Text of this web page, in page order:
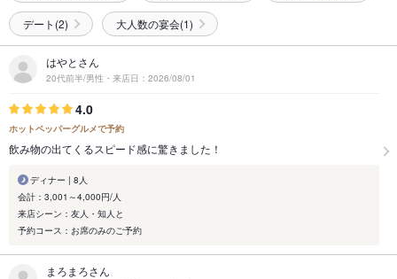
デート(2) 大人数の宴会(1)
はやとさん
20代前半/男性・来店日：2026/08/01
4.0
ホットペッパーグルメで予約
飲み物の出てくるスピード感に驚きました！
ディナー | 8人
会計：3,001～4,000円/人
来店シーン：友人・知人と
予約コース：お席のみのご予約
まろまろさん